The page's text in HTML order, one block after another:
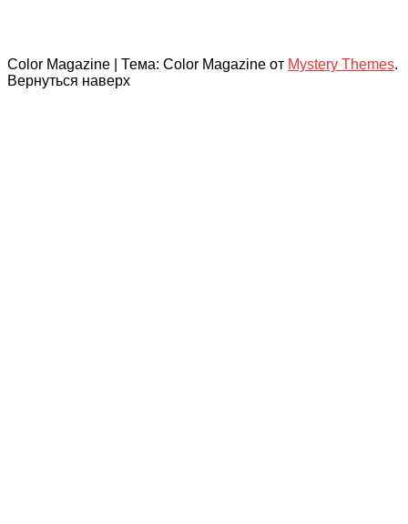
Color Magazine Тема: Color Magazine от Mystery Themes.
Вернуться наверх